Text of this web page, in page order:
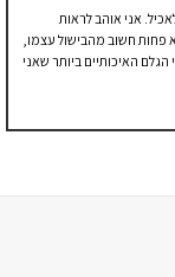
אני אוהב לראות
פחות חשוב מהבישול עצמו,
האיכותיים ביותר שאני